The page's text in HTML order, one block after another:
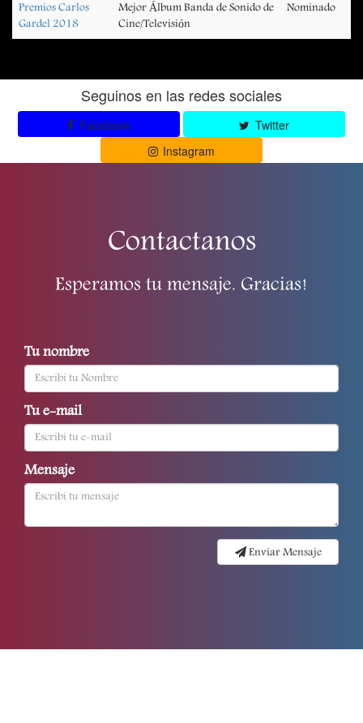
Premios Carlos
Gardel 2018
Mejor Álbum Banda de Sonido de
Cine/Televisión
Nominado
Seguinos en las redes sociales
Facebook
Twitter
Instagram
Contactanos
Esperamos tu mensaje. Gracias!
Tu nombre
Tu e-mail
Mensaje
Enviar Mensaje